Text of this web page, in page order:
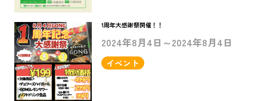
1周年大感謝祭開催！！
2024年8月4日～2024年8月4日
イベント